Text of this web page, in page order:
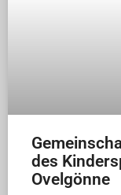
des
Ovelgönne